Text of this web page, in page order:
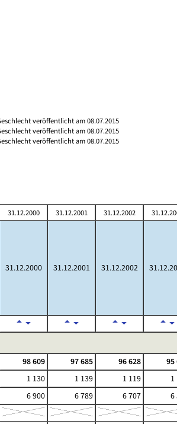
veröffentlicht am 08.07.2015
veröffentlicht am 08.07.2015
veröffentlicht am 08.07.2015
31.12.2000 31.12.2001 31.12.2002
31.12.2000 31.12.2001 31.12.2002
98 609 97 685 96 628
95
1 130 1 139 1 119
1
6 900 6 789 6 707 6